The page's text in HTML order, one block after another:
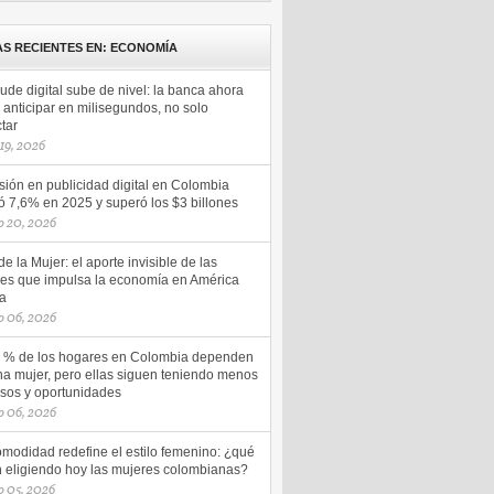
RECIENTES EN: ECONOMÍA
digital sube de nivel: la banca ahora
anticipar en milisegundos, no solo
2026
en publicidad digital en Colombia
7,6% en 2025 y superó los $3 billones
20, 2026
la Mujer: el aporte invisible de las
que impulsa la economía en América
06, 2026
% de los hogares en Colombia dependen
mujer, pero ellas siguen teniendo menos
y oportunidades
06, 2026
redefine el estilo femenino: ¿qué
eligiendo hoy las mujeres colombianas?